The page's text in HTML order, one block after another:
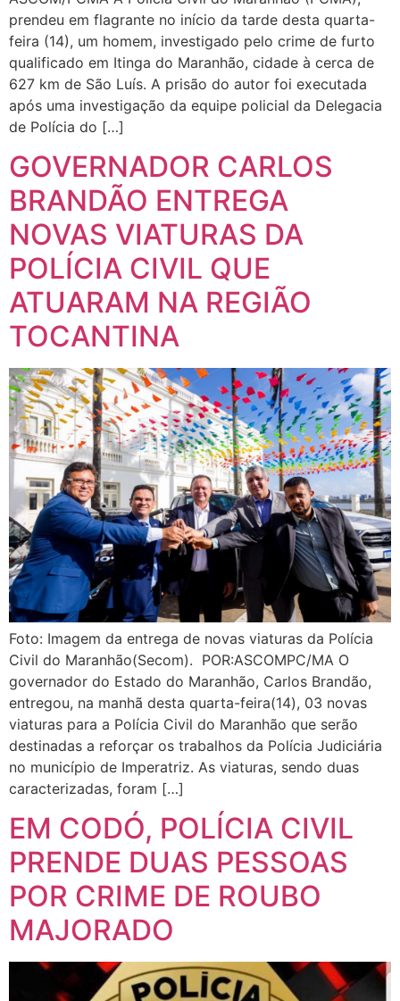
qualificado em Itinga do Maranhão, cidade à cerca de
627 km de São Luís. A prisão do autor foi executada
após uma investigação da equipe policial da Delegacia
de Polícia do […]
GOVERNADOR CARLOS
BRANDÃO ENTREGA
NOVAS VIATURAS DA
POLÍCIA CIVIL QUE
ATUARAM NA REGIÃO
TOCANTINA
Foto: Imagem da entrega de novas viaturas da Polícia
Civil do Maranhão(Secom). POR:ASCOMPC/MA O
governador do Estado do Maranhão, Carlos Brandão,
entregou, na manhã desta quarta-feira(14), 03 novas
viaturas para a Polícia Civil do Maranhão que serão
destinadas a reforçar os trabalhos da Polícia Judiciária
no município de Imperatriz. As viaturas, sendo duas
caracterizadas, foram […]
EM CODÓ, POLÍCIA CIVIL
PRENDE DUAS PESSOAS
POR CRIME DE ROUBO
MAJORADO